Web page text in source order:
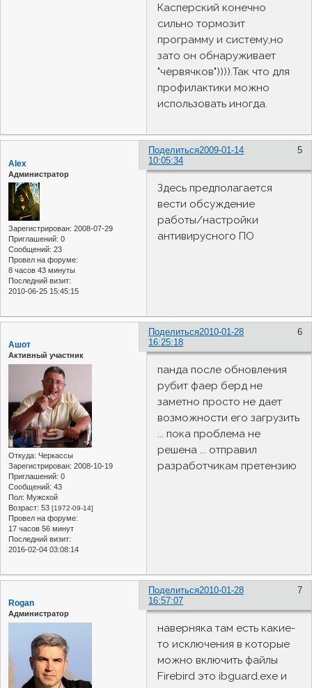
Касперский конечно
сильно тормозит
программу и систему,но
зато он обнаруживает
"червячков")))).Так что для
профилактики можно
использовать иногда.
Поделиться 5
2009-01-14
10:05:34
Alex
Администратор
Зарегистрирован: 2008-07-29
Приглашений: 0
Сообщений: 23
Провел на форуме:
8 часов 43 минуты
Последний визит:
2010-06-25 15:45:15
Здесь предполагается
вести обсуждение
работы/настройки
антивирусного ПО
Поделиться 6
2010-01-28
16:25:18
Ашот
Активный участник
Откуда: Черкассы
Зарегистрирован: 2008-10-19
Приглашений: 0
Сообщений: 43
Пол: Мужской
Возраст: 53 [1972-09-14]
Провел на форуме:
17 часов 56 минут
Последний визит:
2016-02-04 03:08:14
панда после обновления
рубит фаер берд не
заметно просто не дает
возможности его загрузить
... пока проблема не
решена ... отправил
разработчикам претензию
Поделиться 7
2010-01-28
16:57:07
Rogan
Администратор
наверняка там есть какие-
то исключения в которые
можно включить файлы
Firebird это ibguard.exe и